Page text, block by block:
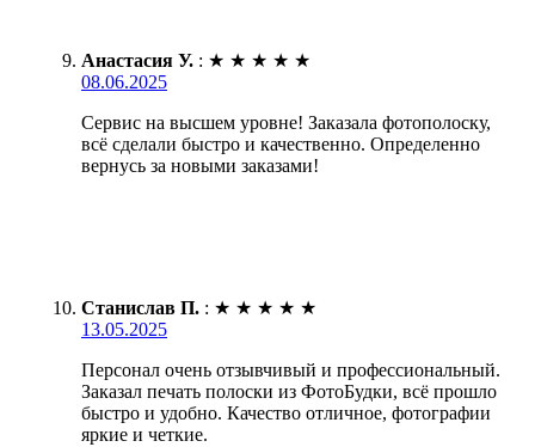
Анастасия У. : ★ ★ ★ ★ ★
08.06.2025
Сервис на высшем уровне! Заказала фотополоску,
всё сделали быстро и качественно. Определенно
вернусь за новыми заказами!
Станислав П. : ★ ★ ★ ★ ★
13.05.2025
Персонал очень отзывчивый и профессиональный.
Заказал печать полоски из ФотоБудки, всё прошло
быстро и удобно. Качество отличное, фотографии
яркие и четкие.